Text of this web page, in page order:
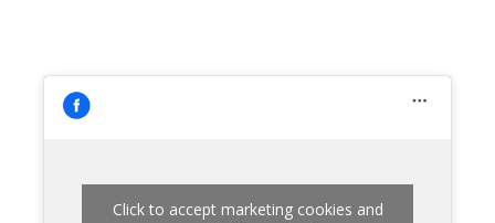
Click to accept marketing cookies and